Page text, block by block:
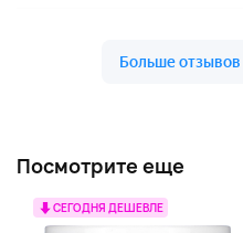
Посмотрите еще
СЕГОДНЯ ДЕШЕВЛЕ